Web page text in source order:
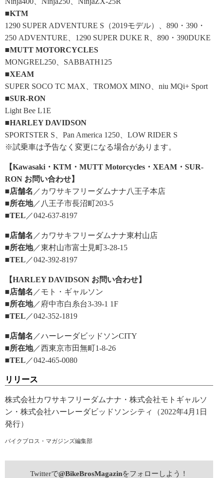
■KTM
1290 SUPER ADVENTURE S（2019モデル）、890・390・
250 ADVENTURE、1290 SUPER DUKE R、890・390DUKE
■MUTT MOTORCYCLES
MONGREL250、SABBATH125
■XEAM
SUPER SOCO TC MAX、TROMOX MINO、niu MQi+ Sport
■SUR-RON
Light Bee L1E
■HARLEY DAVIDSON
SPORTSTER S、Pan America 1250、LOW RIDER S
※試乗車は予告なく変更になる場合があります。
【Kawasaki・KTM・MUTT Motorcycles・XEAM・SUR-
RON お問い合わせ】
■店舗名 ／カワサキフリーダムナナ八王子本店
■所在地／八王子市長沼町203-5
■TEL ／042-637-8197
■店舗名 ／カワサキフリーダムナナ東村山店
■所在地／東村山市富士見町3-28-15
■TEL ／042-392-8197
【HARLEY DAVIDSON お問い合わせ】
■店舗名 ／モト・ギャルソン
■所在地／府中市白糸台3-39-1 1F
■TEL ／042-352-1819
■店舗名 ／ハーレーダビッドソンCITY
■所在地／西東京市田無町1-8-26
■TEL ／042-465-0080
リリース
株式会社カワサキフリーダムナナ・株式会社モトギャルソ
ン・株式会社ハーレーダビッドソンシティ（2022年4月1日
発行）
バイクブロス・マガジンズ編集部
Twitterで@BikeBrosMagazinをフォローしよう！